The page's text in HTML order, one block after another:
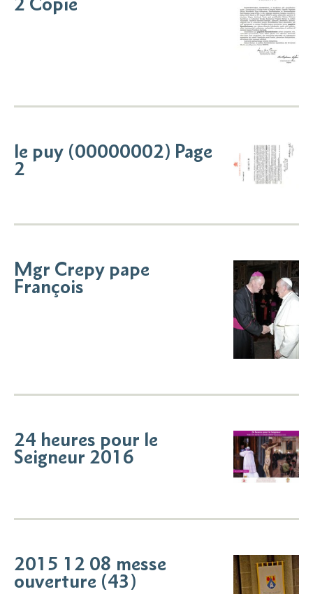
le puy (00000002) Page
2
Mgr Crepy pape
François
24 heures pour le
Seigneur 2016
2015 12 08 messe
ouverture (43)